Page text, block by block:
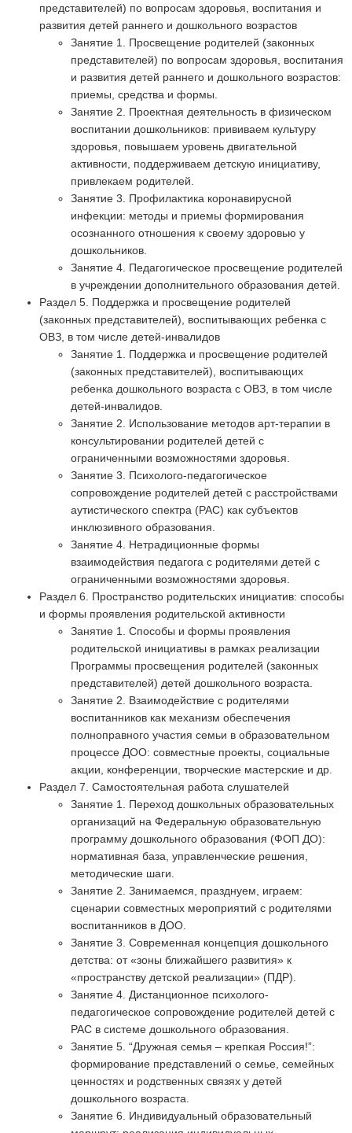
представителей) по вопросам здоровья, воспитания и
развития детей раннего и дошкольного возрастов
Занятие 1. Просвещение родителей (законных
представителей) по вопросам здоровья, воспитания
и развития детей раннего и дошкольного возрастов:
приемы, средства и формы.
Занятие 2. Проектная деятельность в физическом
воспитании дошкольников: прививаем культуру
здоровья, повышаем уровень двигательной
активности, поддерживаем детскую инициативу,
привлекаем родителей.
Занятие 3. Профилактика коронавирусной
инфекции: методы и приемы формирования
осознанного отношения к своему здоровью у
дошкольников.
Занятие 4. Педагогическое просвещение родителей
в учреждении дополнительного образования детей.
Раздел 5. Поддержка и просвещение родителей
(законных представителей), воспитывающих ребенка с
ОВЗ, в том числе детей-инвалидов
Занятие 1. Поддержка и просвещение родителей
(законных представителей), воспитывающих
ребенка дошкольного возраста с ОВЗ, в том числе
детей-инвалидов.
Занятие 2. Использование методов арт-терапии в
консультировании родителей детей с
ограниченными возможностями здоровья.
Занятие 3. Психолого-педагогическое
сопровождение родителей детей с расстройствами
аутистического спектра (РАС) как субъектов
инклюзивного образования.
Занятие 4. Нетрадиционные формы
взаимодействия педагога с родителями детей с
ограниченными возможностями здоровья.
Раздел 6. Пространство родительских инициатив: способы
и формы проявления родительской активности
Занятие 1. Способы и формы проявления
родительской инициативы в рамках реализации
Программы просвещения родителей (законных
представителей) детей дошкольного возраста.
Занятие 2. Взаимодействие с родителями
воспитанников как механизм обеспечения
полноправного участия семьи в образовательном
процессе ДОО: совместные проекты, социальные
акции, конференции, творческие мастерские и др.
Раздел 7. Самостоятельная работа слушателей
Занятие 1. Переход дошкольных образовательных
организаций на Федеральную образовательную
программу дошкольного образования (ФОП ДО):
нормативная база, управленческие решения,
методические шаги.
Занятие 2. Занимаемся, празднуем, играем:
сценарии совместных мероприятий с родителями
воспитанников в ДОО.
Занятие 3. Современная концепция дошкольного
детства: от «зоны ближайшего развития» к
«пространству детской реализации» (ПДР).
Занятие 4. Дистанционное психолого-
педагогическое сопровождение родителей детей с
РАС в системе дошкольного образования.
Занятие 5. “Дружная семья – крепкая Россия!”:
формирование представлений о семье, семейных
ценностях и родственных связях у детей
дошкольного возраста.
Занятие 6. Индивидуальный образовательный